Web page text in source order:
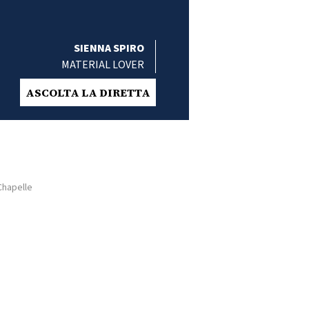
SIENNA SPIRO
MATERIAL LOVER
ASCOLTA LA DIRETTA